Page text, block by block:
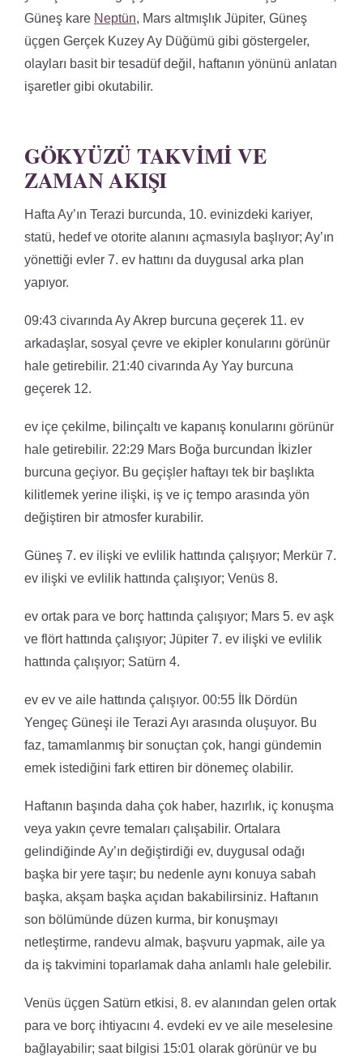
Güneş kare Neptün, Mars altmışlık Jüpiter, Güneş
üçgen Gerçek Kuzey Ay Düğümü gibi göstergeler,
olayları basit bir tesadüf değil, haftanın yönünü anlatan
işaretler gibi okutabilir.
GÖKYÜZÜ TAKVIMI VE
ZAMAN AKIŞI
Hafta Ay’ın Terazi burcunda, 10. evinizdeki kariyer,
statü, hedef ve otorite alanını açmasıyla başlıyor; Ay’ın
yönettiği evler 7. ev hattını da duygusal arka plan
yapıyor.
09:43 civarında Ay Akrep burcuna geçerek 11. ev
arkadaşlar, sosyal çevre ve ekipler konularını görünür
hale getirebilir. 21:40 civarında Ay Yay burcuna
geçerek 12.
ev içe çekilme, bilinçaltı ve kapanış konularını görünür
hale getirebilir. 22:29 Mars Boğa burcundan İkizler
burcuna geçiyor. Bu geçişler haftayı tek bir başlıkta
kilitlemek yerine ilişki, iş ve iç tempo arasında yön
değiştiren bir atmosfer kurabilir.
Güneş 7. ev ilişki ve evlilik hattında çalışıyor; Merkür 7.
ev ilişki ve evlilik hattında çalışıyor; Venüs 8.
ev ortak para ve borç hattında çalışıyor; Mars 5. ev aşk
ve flört hattında çalışıyor; Jüpiter 7. ev ilişki ve evlilik
hattında çalışıyor; Satürn 4.
ev ev ve aile hattında çalışıyor. 00:55 İlk Dördün
Yengeç Güneşi ile Terazi Ayı arasında oluşuyor. Bu
faz, tamamlanmış bir sonuçtan çok, hangi gündemin
emek istediğini fark ettiren bir dönemeç olabilir.
Haftanın başında daha çok haber, hazırlık, iç konuşma
veya yakın çevre temaları çalışabilir. Ortalara
gelindiğinde Ay’ın değiştirdiği ev, duygusal odağı
başka bir yere taşır; bu nedenle aynı konuya sabah
başka, akşam başka açıdan bakabilirsiniz. Haftanın
son bölümünde düzen kurma, bir konuşmayı
netleştirme, randevu almak, başvuru yapmak, aile ya
da iş takvimini toparlamak daha anlamlı hale gelebilir.
Venüs üçgen Satürn etkisi, 8. ev alanından gelen ortak
para ve borç ihtiyacını 4. evdeki ev ve aile meselesine
bağlayabilir; saat bilgisi 15:01 olarak görünür ve bu